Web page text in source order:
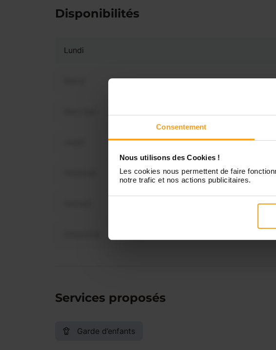
Consentement
Nous utilisons des Cookies !
Les cookies nous permettent de faire
notre trafic et nos actions publicitaires.
Disponibilités
Lundi
Vous souhaitez
disponibilités de
Services proposés
Garde d’enfants